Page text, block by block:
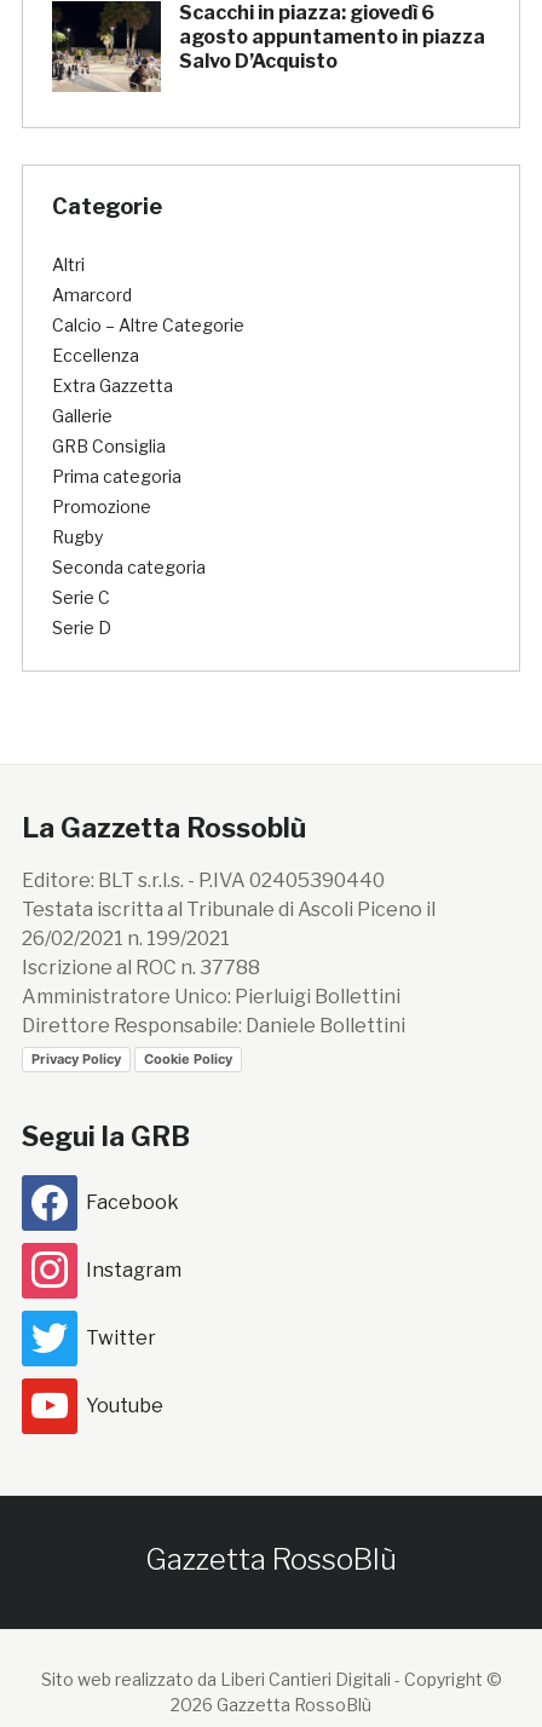
Scacchi in piazza: giovedì 6
agosto appuntamento in piazza
Salvo D’Acquisto
Categorie
Altri
Amarcord
Calcio – Altre Categorie
Eccellenza
Extra Gazzetta
Gallerie
GRB Consiglia
Prima categoria
Promozione
Rugby
Seconda categoria
Serie C
Serie D
La Gazzetta Rossoblù
Editore: BLT s.r.l.s. - P.IVA 02405390440
Testata iscritta al Tribunale di Ascoli Piceno il
26/02/2021 n. 199/2021
Iscrizione al ROC n. 37788
Amministratore Unico: Pierluigi Bollettini
Direttore Responsabile: Daniele Bollettini
Privacy Policy Cookie Policy
Segui la GRB
Facebook
Instagram
Twitter
Youtube
Gazzetta RossoBlù
Sito web realizzato da Liberi Cantieri Digitali - Copyright ©
2026 Gazzetta RossoBlù